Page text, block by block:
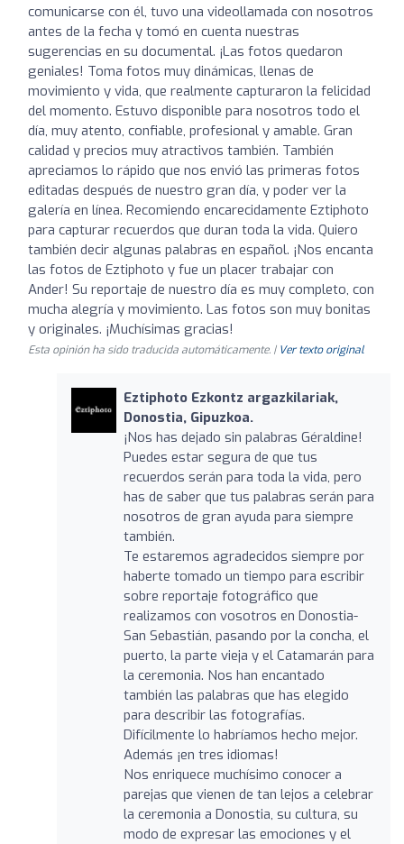
comunicarse con él, tuvo una videollamada con nosotros
antes de la fecha y tomó en cuenta nuestras
sugerencias en su documental. ¡Las fotos quedaron
geniales! Toma fotos muy dinámicas, llenas de
movimiento y vida, que realmente capturaron la felicidad
del momento. Estuvo disponible para nosotros todo el
día, muy atento, confiable, profesional y amable. Gran
calidad y precios muy atractivos también. También
apreciamos lo rápido que nos envió las primeras fotos
editadas después de nuestro gran día, y poder ver la
galería en línea. Recomiendo encarecidamente Eztiphoto
para capturar recuerdos que duran toda la vida. Quiero
también decir algunas palabras en español. ¡Nos encanta
las fotos de Eztiphoto y fue un placer trabajar con
Ander! Su reportaje de nuestro día es muy completo, con
mucha alegría y movimiento. Las fotos son muy bonitas
y originales. ¡Muchísimas gracias!
Esta opinión ha sido traducida automáticamente. | Ver texto original
Eztiphoto Ezkontz argazkilariak,
Donostia, Gipuzkoa.
¡Nos has dejado sin palabras Géraldine!
Puedes estar segura de que tus
recuerdos serán para toda la vida, pero
has de saber que tus palabras serán para
nosotros de gran ayuda para siempre
también.
Te estaremos agradecidos siempre por
haberte tomado un tiempo para escribir
sobre reportaje fotográfico que
realizamos con vosotros en Donostia-
San Sebastián, pasando por la concha, el
puerto, la parte vieja y el Catamarán para
la ceremonia. Nos han encantado
también las palabras que has elegido
para describir las fotografías.
Difícilmente lo habríamos hecho mejor.
Además ¡en tres idiomas!
Nos enriquece muchísimo conocer a
parejas que vienen de tan lejos a celebrar
la ceremonia a Donostia, su cultura, su
modo de expresar las emociones y el